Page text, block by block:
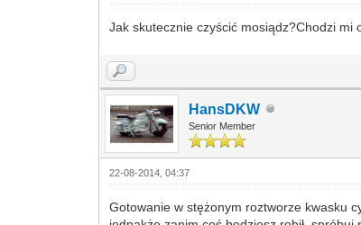
Jak skutecznie czyścić mosiądz?Chodzi
HansDKW
Senior Member
22-08-2014, 04:37
Gotowanie w stężonym roztworze kwasku